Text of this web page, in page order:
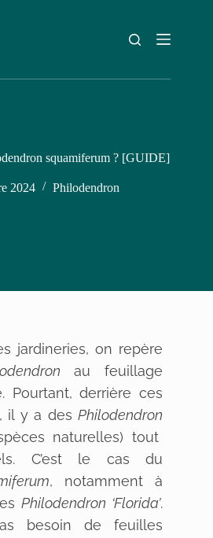
squamiferum ? [GUIDE]
2024 Philodendron
jardineries, on repère
au feuillage
Pourtant, derrière ces
il y a desPhilodendron
naturelles) tout
C’est le cas du
, notamment à
Philodendron ‘Florida’.
besoin de feuilles